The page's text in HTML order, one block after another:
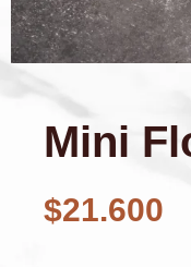
Mini
$21.600